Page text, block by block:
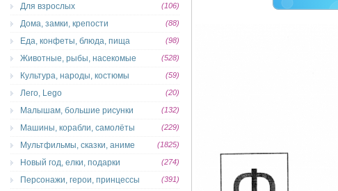
Для взрослых (106)
Дома, замки, крепости (88)
Еда, конфеты, блюда, пища (98)
Животные, рыбы, насекомые (528)
Культура, народы, костюмы (59)
Лего, Lego (20)
Малышам, большие рисунки (132)
Машины, корабли, самолёты (229)
Мультфильмы, сказки, аниме (1825)
Новый год, елки, подарки (274)
Персонажи, герои, принцессы (391)